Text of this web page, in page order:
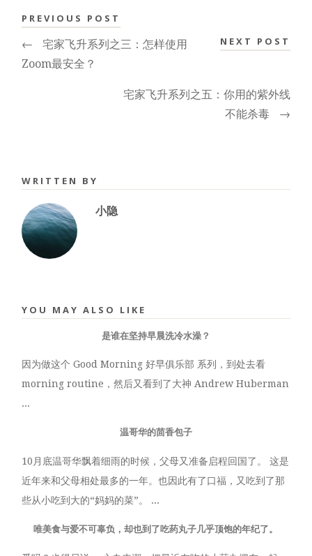
PREVIOUS POST
←
宅家飞升系列之三：怎样使用
Zoom最安全？
NEXT POST
宅家飞升系列之五：你用的紫外线
不能杀毒
→
WRITTEN BY
小隐
YOU MAY ALSO LIKE
是谁在坚持早晨洗冷水澡？
因为做这个 Good Morning 好早俱乐部 系列，到处去看
morning routine，然后又看到了大神 Andrew Huberman
...
温哥华的茴香包子
10月底温哥华飘着细雨的时候，父母又准备启程回国了。 这是
近年来和父母相处最多的一年。也因此有了口福，又吃到了那
些从小吃到大的“妈妈的菜”。 ...
唯美食与爱不可辜负，却也到了吃药丸子几乎顶饱的年纪了。